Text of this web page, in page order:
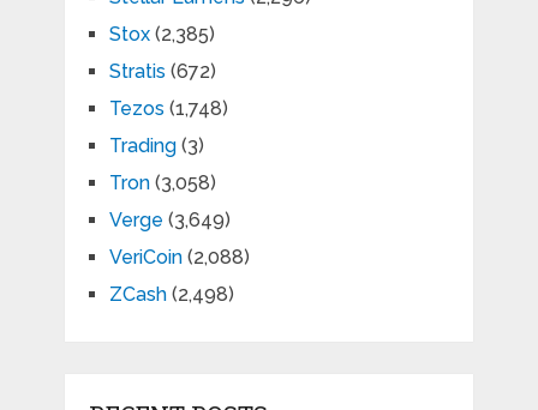
Stox(2,385)
Stratis (672)
Tezos (1,748)
Trading(3)
Tron(3,058)
Verge (3,649)
VeriCoin(2,088)
ZCash(2,498)